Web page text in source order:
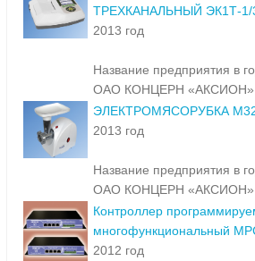
ТРЕХКАНАЛЬНЫЙ ЭК1Т-
2013 год
Название предприятия в
ОАО КОНЦЕРН «АКСИОН»
ЭЛЕКТРОМЯСОРУБКА
2013 год
Название предприятия в
ОАО КОНЦЕРН «АКСИОН»
Контроллер
многофункциональный
2012 год